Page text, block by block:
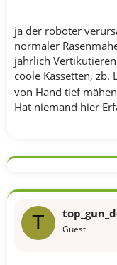
ja der roboter
normaler
jährlich
coole Kassetten,
von Hand tief
Hat niemand hier
T Guest